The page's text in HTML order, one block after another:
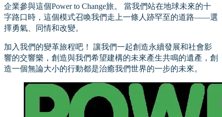
企業參與這個Power to Change旅。 當我們站在地球未來的十
字路口時，這個模式召喚我們走上一條人跡罕至的道路——選
擇勇氣、同情和改變。
加入我們的變革旅程吧！ 讓我們一起創造永續發展和社會影
響的交響樂，創造與我們希望建構的未來產生共鳴的遺產，創
造一個無論大小的行動都是治癒我們世界的一步的未來。